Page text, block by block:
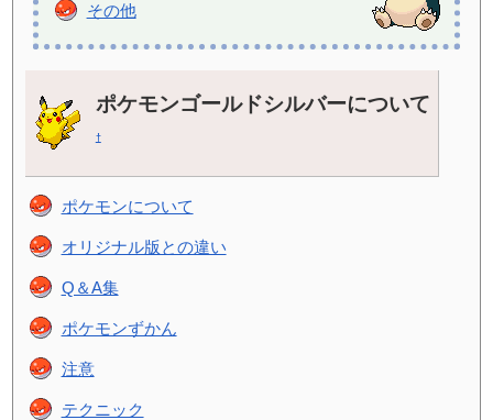
その他
ポケモンゴールドシルバーについて
†
ポケモンについて
オリジナル版との違い
Q＆A集
ポケモンずかん
注意
テクニック